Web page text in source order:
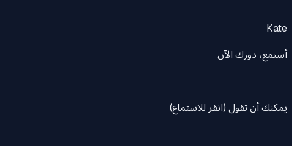
Kate
أستمع، دورك الآن
يمكنك أن تقول (انقر للاستماع)